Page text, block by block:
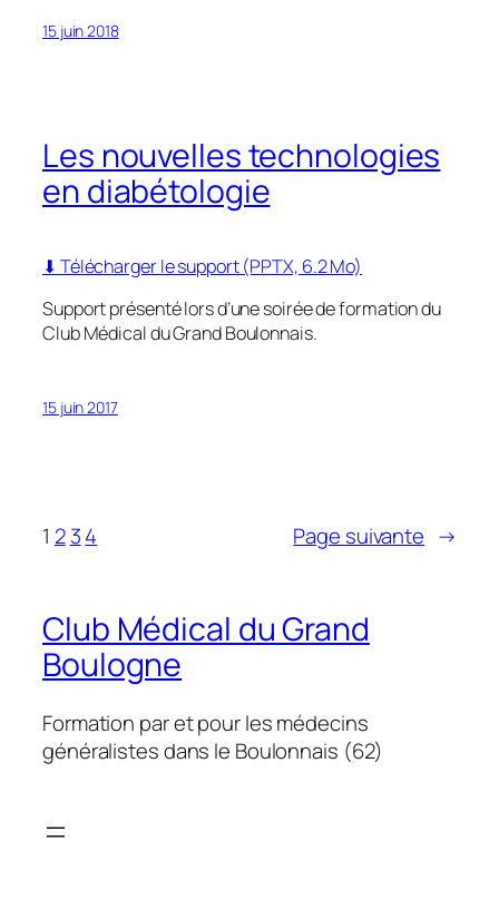
15 juin 2018
Les nouvelles technologies
en diabétologie
⬇ Télécharger le support (PPTX, 6.2 Mo)
Support présenté lors d’une soirée de formation du
Club Médical du Grand Boulonnais.
15 juin 2017
1 2 34 Page suivante →
Club Médical du Grand
Boulogne
Formation par et pour les médecins
généralistes dans le Boulonnais (62)